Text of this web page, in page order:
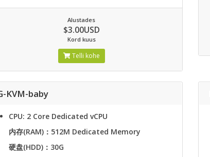
Alustades
$3.00USD
Kord kuus
Telli kohe
KVM-baby
CPU: 2 Core Dedicated vCPU
内存(RAM)：512M Dedicated Memory
硬盘(HDD)：30G